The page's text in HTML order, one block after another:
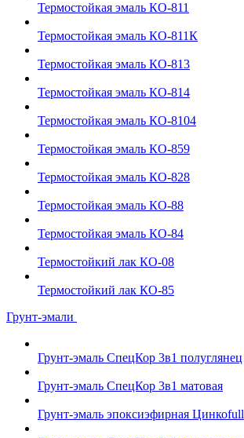
Термостойкая эмаль КО-811
Термостойкая эмаль КО-811К
Термостойкая эмаль КО-813
Термостойкая эмаль КО-814
Термостойкая эмаль КО-8104
Термостойкая эмаль КО-859
Термостойкая эмаль КО-828
Термостойкая эмаль КО-88
Термостойкая эмаль КО-84
Термостойкий лак КО-08
Термостойкий лак КО-85
Грунт-эмали
Грунт-эмаль СпецКор 3в1 полуглянец
Грунт-эмаль СпецКор 3в1 матовая
Грунт-эмаль эпоксиэфирная Цинкоfull